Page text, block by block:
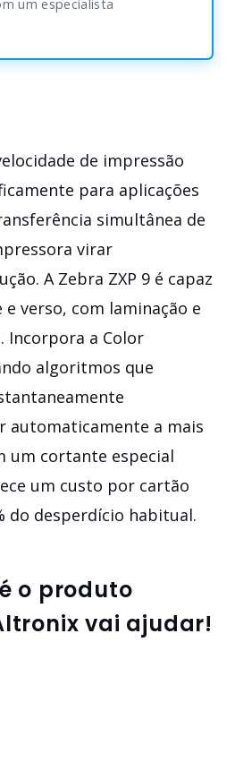
um especialista
de impressão
para aplicações
simultânea de
virar
A Zebra ZXP 9 é capaz
verso, com laminação e
Incorpora a Color
algoritmos que
automaticamente a mais
um cortante especial
um custo por cartão
do desperdício habitual.
é o produto
vai ajudar!